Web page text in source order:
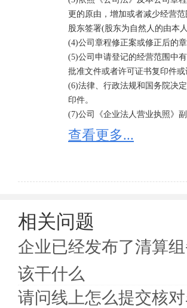
更的原由，增加或者减少经营
股东签署(股东为自然人的由本
(4)公司章程修正案或修正后的
(5)公司申请登记的经营范围中
批准文件或者许可证书复印件或
(6)法律、行政法规和国务院决
印件。
(7)公司《企业法人营业执照》副
注：领取换发的营业执照时缴
查看更多...
相关问题
企业已经发布了清算
该干什么
请问线上怎么提交核